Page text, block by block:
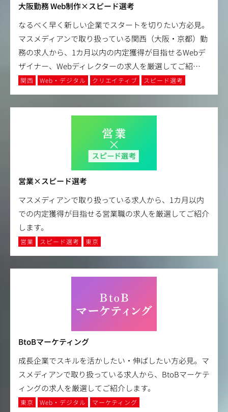
大阪勤務 Web制作×スピード選考
なるべく早く新しい企業でスタートを切りたい方必見。
マスメディアンで取り扱っている関西（大阪・京都）勤
務の求人から、1カ月以内の内定獲得が目指せるWebデ
ザイナー、Webディレクターの求人を厳選してご紹…
関西 Web・デジタル クリエイティブ スピード選考
営業×スピード選考
マスメディアンで取り扱っている求人から、1カ月以内
での内定獲得が目指せる営業職の求人を厳選してご紹介
します。
営業 スピード選考 東京
BtoBマーケティング
成長企業でスキルを活かしたい・伸ばしたい方必見。マ
スメディアンで取り扱っている求人から、BtoBマーケテ
ィングの求人を厳選してご紹介します。
東京 Web・デジタル マーケティング